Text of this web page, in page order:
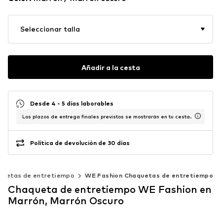
Seleccionar talla
Añadir a la cesta
Desde 4 - 5 días laborables
Los plazos de entrega finales previstos se mostrarán en tu cesta.
Política de devolución de 30 días
de entretiempo WE Fashion Chaquetas de entretiempo
Chaqueta de entretiempo WE Fashion en
Marrón, Marrón Oscuro